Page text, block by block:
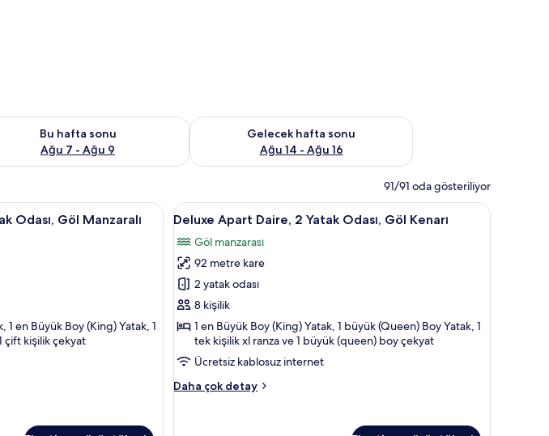
Bu hafta sonu
Ağu 7 - Ağu 9
sonu için müsaitliği kontrol et Ağu 7 - Ağu 9
Gelecek hafta sonu
Ağu 14 - Ağu 16
Önümüzdeki hafta sonu için müsaitliği kontrol et Ağu 14 -
91/91 oda gösteriliyor
Kablolu TV kanalları bulunan 30 inç akıllı televizyon, televizyon
Odası, Göl Manzaralı
1 en Büyük Boy (King) Yatak, 1
çift kişilik çekyat
Deluxe
Apart
Daire,
2
Yatak
Odası,
Göl
Kenarı
için
tüm
fotoğrafları
Deluxe Apart Daire, 2 Yatak Odası, Göl
10
Deluxe Apart Daire, 2 Yatak Odası, Göl Kenarı
Göl manzarası
92 metre kare
2 yatak odası
8 kişilik
1 en Büyük Boy (King) Yatak, 1 büyük (Queen) Boy Yatak, 1
tek kişilik xl ranza ve 1 büyük (queen) boy çekyat
Ücretsiz kablosuz internet
Daha çok detay
Deluxe